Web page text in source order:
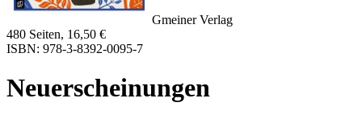
Gmeiner Verlag
480 Seiten, 16,50 €
ISBN: 978-3-8392-0095-7
Neuerscheinungen